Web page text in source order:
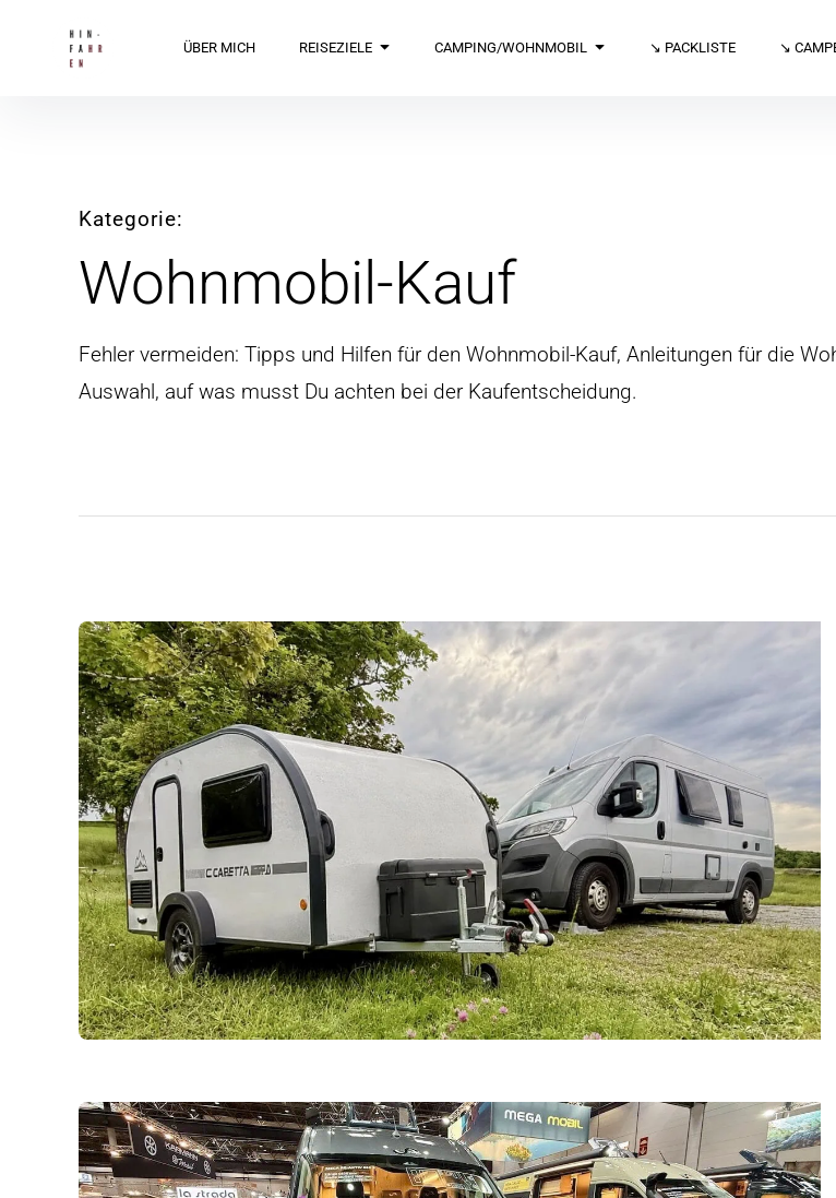
überspringenHin-FahrenÜBER MICH REISEZIELE CAMPING/WOHNMOBIL ↘️ PACKLISTE ↘️
Kategorie
Wohnmobil-Kauf
Fehler vermeiden: Tipps und Hilfen für den Wohnmobil-Kauf, Anleitungen für die
Auswahl, auf was musst Du achten bei der Kaufentscheidung.